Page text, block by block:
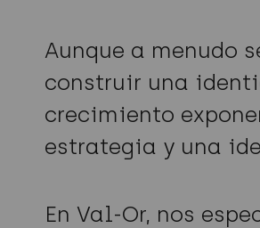
Aunque a menudo
construir una
crecimiento
estrategia y una
En Val-Or, nos